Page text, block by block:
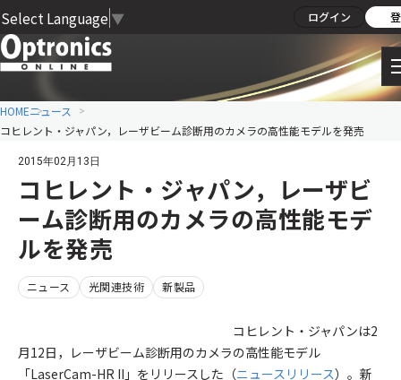
Select Language ▼ ログイン
HOMEニュース
コヒレント・ジャパン，レーザビーム診断用のカメラの高性能モデルを発売
2015年02月13日
コヒレント・ジャパン，レーザビ
ーム診断用のカメラの高性能モデ
ルを発売
ニュース 光関連技術 新製品
コヒレント・ジャパンは2
月12日，レーザビーム診断用のカメラの高性能モデル
「LaserCam-HR II」をリリースした（ニュースリリース）。新